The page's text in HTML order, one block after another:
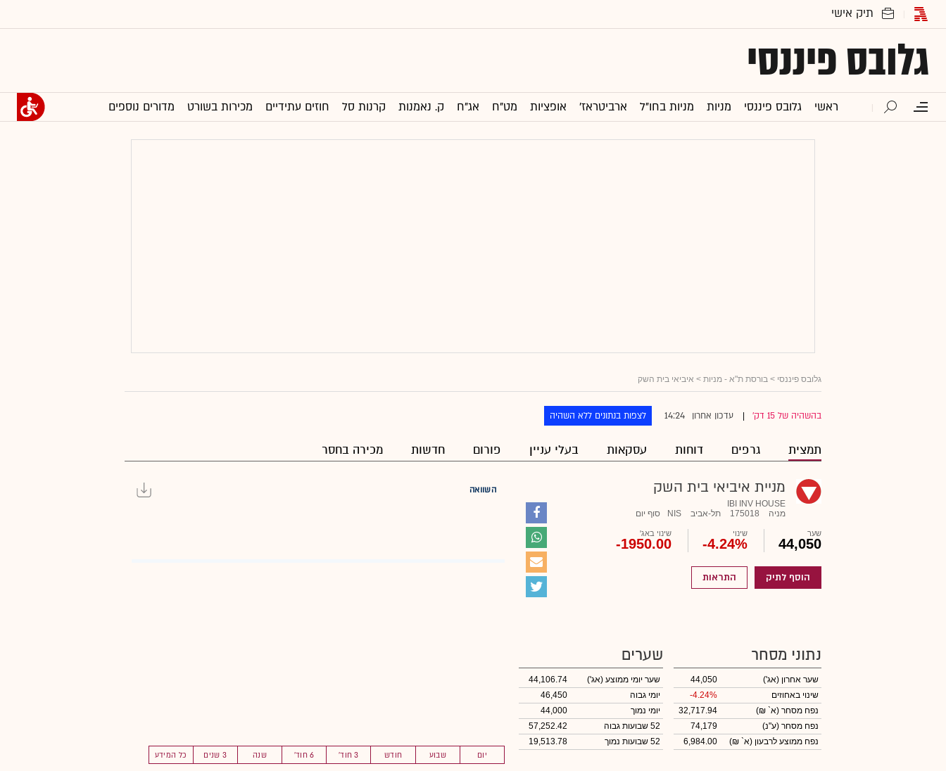
גלובס פיננסי
ראשי גלובס פיננסי מניות מניות בחו"ל ארביטראז' אופציות מט"ח אג"ח ק. נאמנות קרנות סל חוזים עתידיים מכירות בשורט מדורים נוספים
גלובס פיננסי > בורסת ת"א - מניות > איביאי בית השק
בהשהיה של 15 דק' עדכון אחרון 14:24 לצפות בנתונים ללא השהיה
תמצית גרפים דוחות עסקאות בעלי עניין פורום חדשות מכירה בחסר
מניית איביאי בית השק
IBI INV HOUSE
מניה
175018 תל-אביב NIS סוף יום
שער
44,050
שינוי
-4.24%
שינוי באג'
-1950.00
הוסף לתיק התראות
השוואה
יום שבוע חודש 3 חוד' 6 חוד' שנה 3 שנים כל המידע
נתוני מסחר
שער אחרון (אג')
44,050
שינוי באחוזים
-4.24%
נפח מסחר (א` ₪)
32,717.94
נפח מסחר (ע"נ)
74,179
נפח ממוצע לרבעון (א` ₪)
6,984.00
שערים
שער יומי ממוצע (אג')
44,106.74
יומי גבוה
46,450
יומי נמוך
44,000
52 שבועות גבוה
57,252.42
52 שבועות נמוך
19,513.78